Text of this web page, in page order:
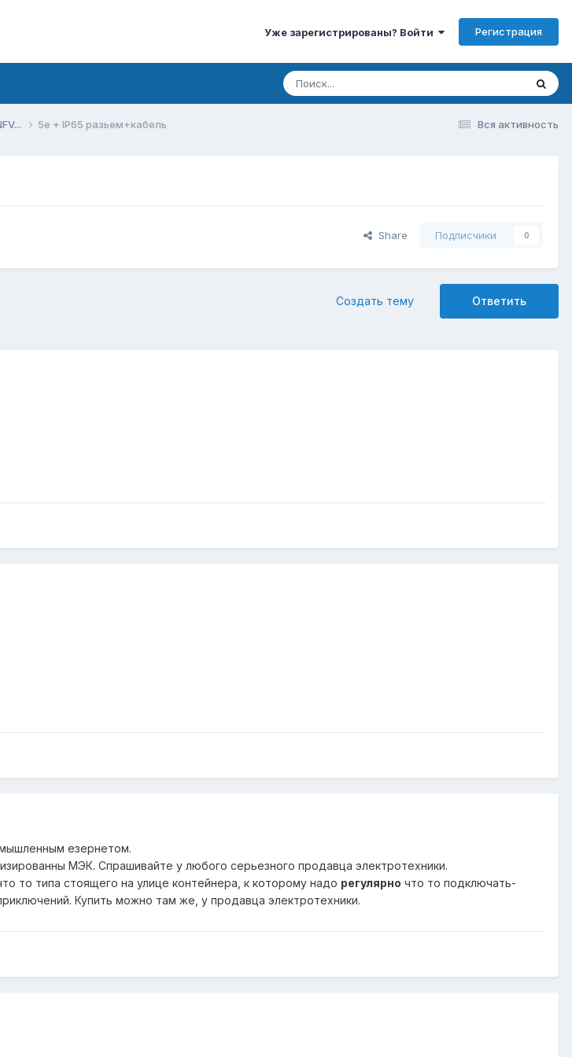
Уже зарегистрированы? Войти Регистрация
Вся активность
5e + IP65 разьем+кабель
Share Подписчики 0
Ответить
Создать тему
езернетом.
МЭК. Спрашивайте у любого серьезного продавца электротехники.
то типа стоящего на улице контейнера, к которому надо регулярно что то подключать-
Купить можно там же, у продавца электротехники.